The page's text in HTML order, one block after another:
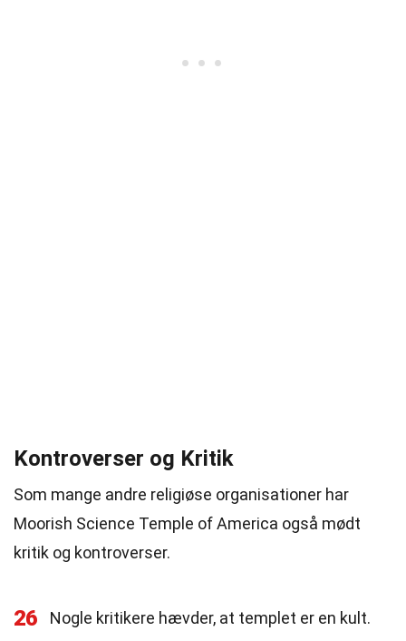
Kontroverser og Kritik
Som mange andre religiøse organisationer har
Moorish Science Temple of America også mødt
kritik og kontroverser.
26 Nogle kritikere hævder, at templet er en kult.